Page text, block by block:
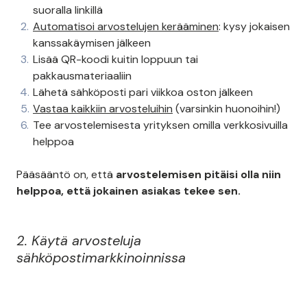
suoralla linkillä
Automatisoi arvostelujen kerääminen: kysy jokaisen
kanssakäymisen jälkeen
Lisää QR-koodi kuitin loppuun tai
pakkausmateriaaliin
Lähetä sähköposti pari viikkoa oston jälkeen
Vastaa kaikkiin arvosteluihin (varsinkin huonoihin!)
Tee arvostelemisesta yrityksen omilla verkkosivuilla
helppoa
Pääsääntö on, että arvostelemisen pitäisi olla niin
helppoa, että jokainen asiakas tekee sen.
2. Käytä arvosteluja
sähköpostimarkkinoinnissa